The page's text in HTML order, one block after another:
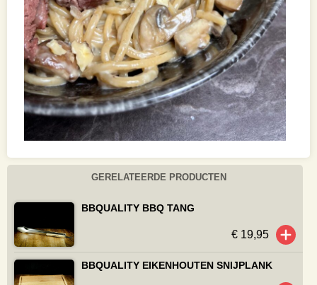
GERELATEERDE PRODUCTEN
BBQUALITY BBQ TANG
€ 19,95
BBQUALITY EIKENHOUTEN SNIJPLANK